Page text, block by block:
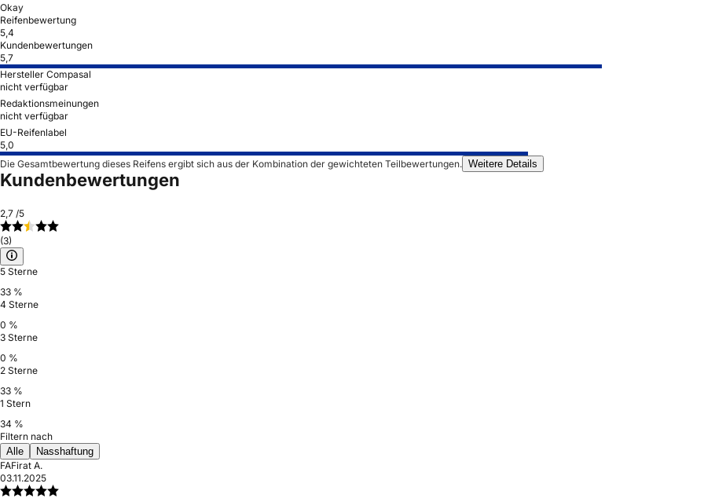
Okay
Reifenbewertung
5,4
Kundenbewertungen
5,7
Hersteller Compasal
nicht verfügbar
Redaktionsmeinungen
nicht verfügbar
EU-Reifenlabel
5,0
Die Gesamtbewertung dieses Reifens ergibt sich aus der Kombination der gewichteten Teilbewertungen. Weitere Details
Kundenbewertungen
2,7 /5
(3)
5 Sterne
33 %
4 Sterne
0 %
3 Sterne
0 %
2 Sterne
33 %
1 Stern
34 %
Filtern nach
Alle
Nasshaftung
FAFirat A.
03.11.2025